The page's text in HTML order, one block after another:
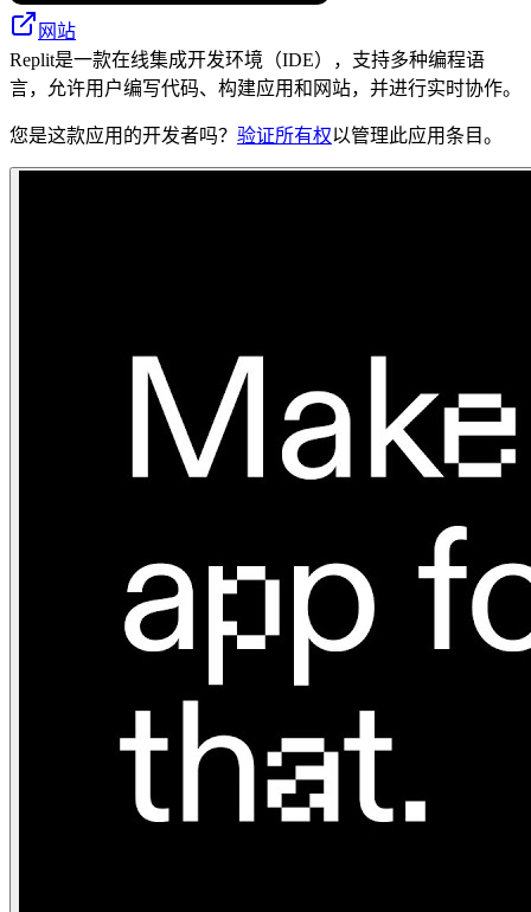
网站
Replit是一款在线集成开发环境（IDE），支持多种编程语
言，允许用户编写代码、构建应用和网站，并进行实时协作。
您是这款应用的开发者吗？ 验证所有权以管理此应用条目。